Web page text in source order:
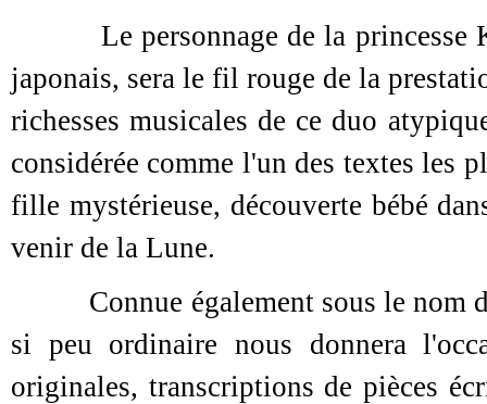
Le personnage de la princesse
japonais, sera le fil rouge de la
richesses musicales de ce duo
considérée comme l'un des textes les
fille mystérieuse, découverte bébé
venir de la Lune.
Connue également sous le nom
si peu ordinaire nous donnera
originales, transcriptions de pièces